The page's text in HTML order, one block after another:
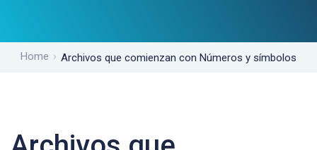
Home Archivos que comienzan con Números y símbolos